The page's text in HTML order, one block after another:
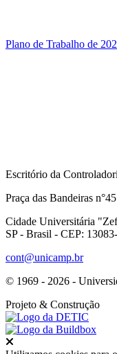
Plano de Trabalho de
Escritório da
Praça das Bandeiras
Cidade Universitária
SP - Brasil - CEP:
cont@unicamp.br
© 1969 - 2026 -
Projeto & Construção